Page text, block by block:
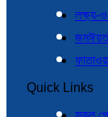
লক্ষ্য-
জমঈয়ত
Quick Links